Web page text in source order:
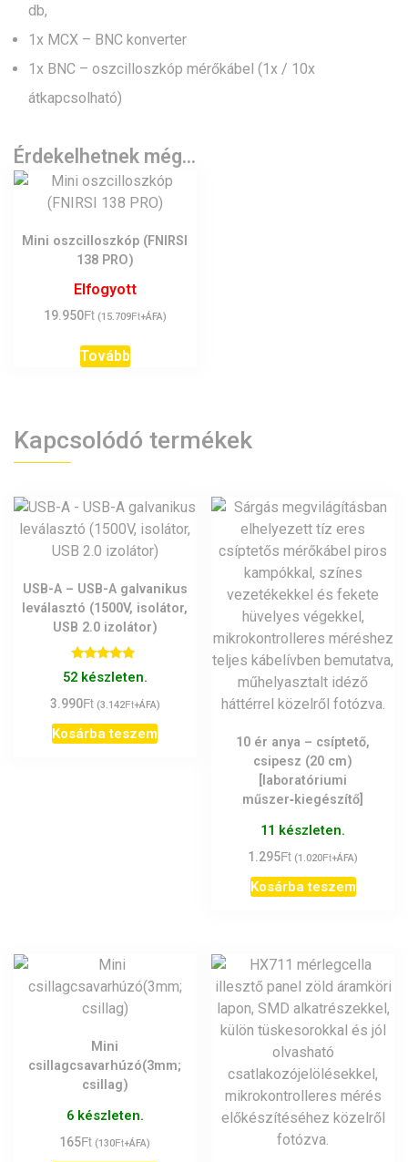
db,
1x MCX – BNC konverter
1x BNC – oszcilloszkóp mérőkábel (1x / 10x
átkapcsolható)
Érdekelhetnek még…
Mini oszcilloszkóp (FNIRSI
138 PRO)
Elfogyott
19.950Ft (15.709Ft+ÁFA)
Tovább
Kapcsolódó termékek
USB-A – USB-A galvanikus
leválasztó (1500V, isolátor,
USB 2.0 izolátor)
Értékelés:
5.00
52 készleten.
3.990Ft (3.142Ft+ÁFA)
Kosárba teszem
10 ér anya – csíptető,
csipesz (20 cm)
[laboratóriumi
műszer‑kiegészítő]
11 készleten.
1.295Ft (1.020Ft+ÁFA)
Kosárba teszem
Mini
csillagcsavarhúzó(3mm;
csillag)
6 készleten.
165Ft (130Ft+ÁFA)